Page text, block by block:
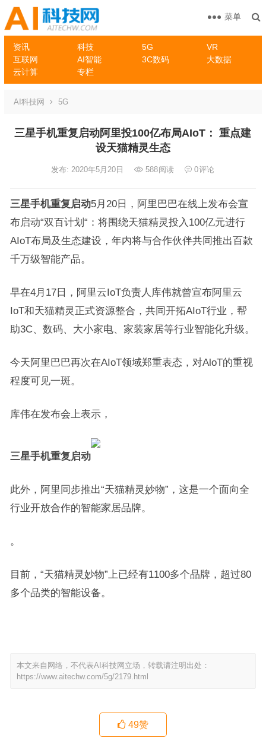
资讯 科技 5G
VR
互联网
AI智能 3C数码
大数据
云计算
专栏
菜单
AI科技网 5G
三星手机重复启动阿里投100亿布局AIoT： 重点建
设天猫精灵生态
发布: 2020年5月20日 588阅读 0评论
三星手机重复启动5月20日，阿里巴巴在线上发布会宣
布启动“双百计划“：将围绕天猫精灵投入100亿元进行
AIoT布局及生态建设，年内将与合作伙伴共同推出百款
千万级智能产品。
早在4月17日，阿里云IoT负责人库伟就曾宣布阿里云
IoT和天猫精灵正式资源整合，共同开拓AIoT行业，帮
助3C、数码、大小家电、家装家居等行业智能化升级。
今天阿里巴巴再次在AIoT领域郑重表态，对AloT的重视
程度可见一斑。
库伟在发布会上表示，
三星手机重复启动
此外，阿里同步推出“天猫精灵妙物”，这是一个面向全
行业开放合作的智能家居品牌。
。
目前，“天猫精灵妙物”上已经有1100多个品牌，超过80
多个品类的智能设备。
本文来自网络，不代表AI科技网立场，转载请注明出处：
https://www.aitechw.com/5g/2179.html
49赞